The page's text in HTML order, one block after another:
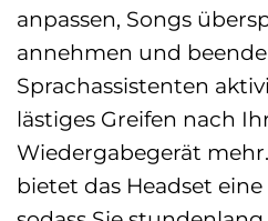
anpassen, Songs
annehmen und
Sprachassistenten
lästiges Greifen nach
Wiedergabegerät
bietet das Headset